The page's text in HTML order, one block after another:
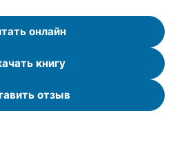
онлайн
книгу
отзыв